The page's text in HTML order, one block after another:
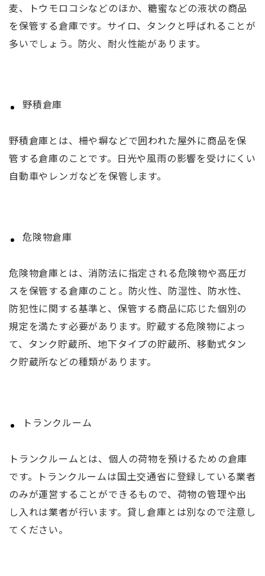
麦、トウモロコシなどのほか、糖蜜などの液状の商品
を保管する倉庫です。サイロ、タンクと呼ばれることが
多いでしょう。防火、耐火性能があります。
野積倉庫
野積倉庫とは、柵や塀などで囲われた屋外に商品を保
管する倉庫のことです。日光や風雨の影響を受けにくい
自動車やレンガなどを保管します。
危険物倉庫
危険物倉庫とは、消防法に指定される危険物や高圧ガ
スを保管する倉庫のこと。防火性、防湿性、防水性、
防犯性に関する基準と、保管する商品に応じた個別の
規定を満たす必要があります。貯蔵する危険物によっ
て、タンク貯蔵所、地下タイプの貯蔵所、移動式タン
ク貯蔵所などの種類があります。
トランクルーム
トランクルームとは、個人の荷物を預けるための倉庫
です。トランクルームは国土交通省に登録している業者
のみが運営することができるもので、荷物の管理や出
し入れは業者が行います。貸し倉庫とは別なので注意し
てください。